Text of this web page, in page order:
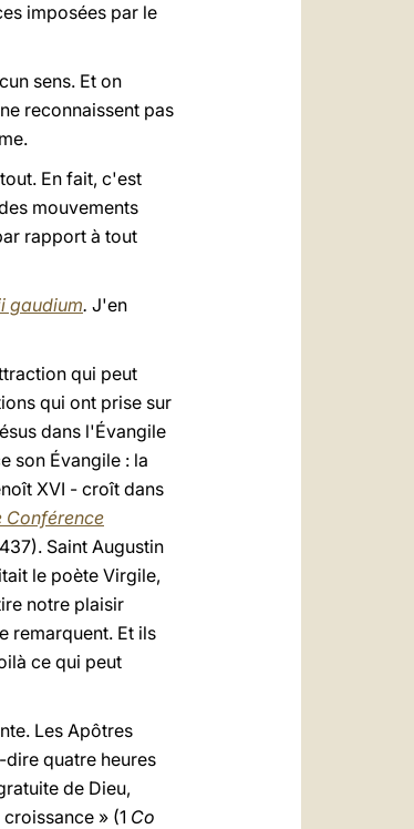
imposées par le
sens. Et on
reconnaissent pas
En fait, c'est
mouvements
rapport à tout
gaudium. J'en
qui peut
qui ont prise sur
dans l'Évangile
son Évangile : la
XVI - croît dans
Conférence
Saint Augustin
le poète Virgile,
notre plaisir
remarquent. Et ils
ce qui peut
Les Apôtres
dire quatre heures
de Dieu,
» (1 Co